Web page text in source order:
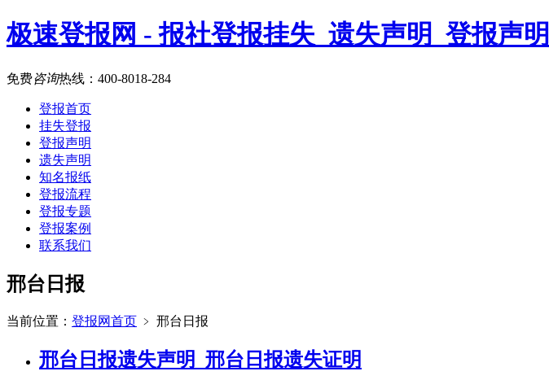
极速登报网 - 报社登报挂失_遗失声明_登报声明
免费咨询热线： 400-8018-284
登报首页
挂失登报
登报声明
遗失声明
知名报纸
登报流程
登报专题
登报案例
联系我们
邢台日报
当前位置： 登报网首页 ﹥ 邢台日报
邢台日报遗失声明_邢台日报遗失证明